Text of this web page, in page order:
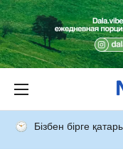
Бізбен бірге